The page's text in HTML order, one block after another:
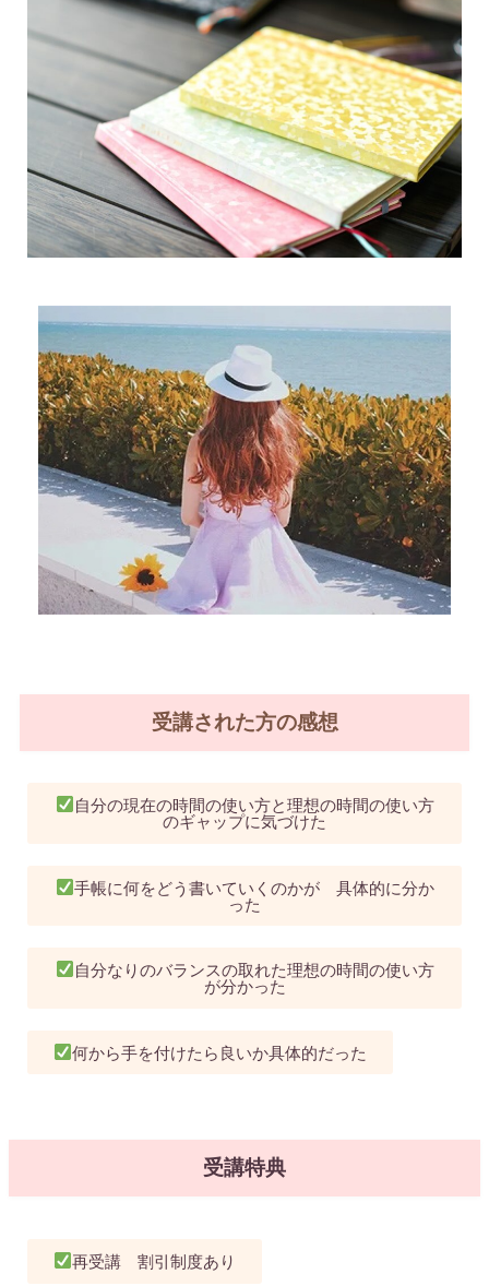
受講された方の感想
自分の現在の時間の使い方と理想の時間の使い方
のギャップに気づけた
手帳に何をどう書いていくのかが 具体的に分か
った
自分なりのバランスの取れた理想の時間の使い方
が分かった
何から手を付けたら良いか具体的だった
受講特典
再受講 割引制度あり